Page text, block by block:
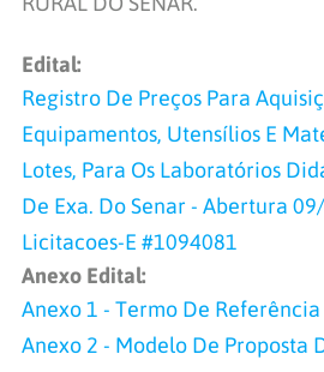
Edital:
Registro De Preços Para
Equipamentos, Utensílios E
Lotes, Para Os Laboratórios
De Exa. Do Senar - Abertura
Licitacoes-E #1094081
Anexo Edital:
Anexo 1 - Termo De Referência
Anexo 2 - Modelo De Proposta